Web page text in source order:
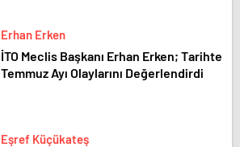
Erhan Erken
İTO Meclis Başkanı Erhan Erken; Tarihte
Temmuz Ayı Olaylarını Değerlendirdi
Eşref Küçükateş